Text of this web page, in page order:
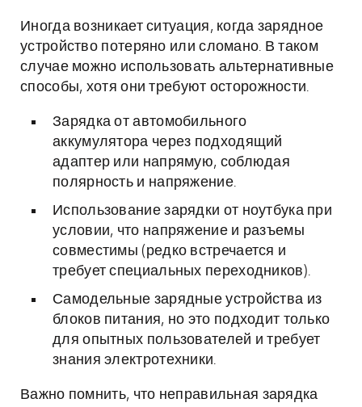
Иногда возникает ситуация, когда зарядное
устройство потеряно или сломано. В таком
случае можно использовать альтернативные
способы, хотя они требуют осторожности.
Зарядка от автомобильного
аккумулятора через подходящий
адаптер или напрямую, соблюдая
полярность и напряжение.
Использование зарядки от ноутбука при
условии, что напряжение и разъемы
совместимы (редко встречается и
требует специальных переходников).
Самодельные зарядные устройства из
блоков питания, но это подходит только
для опытных пользователей и требует
знания электротехники.
Важно помнить, что неправильная зарядка